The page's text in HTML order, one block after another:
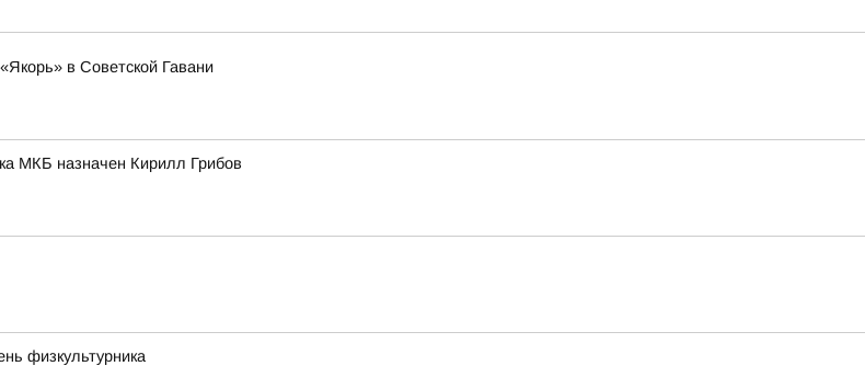
в Советской Гавани
МКБ назначен Кирилл Грибов
физкультурника